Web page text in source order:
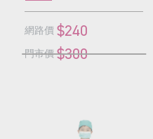
網路價 $240
門市價 $300